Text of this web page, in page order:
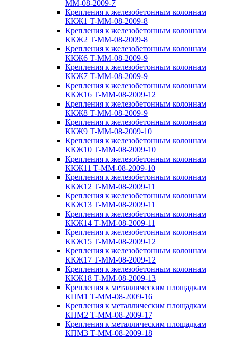
ММ-08-2009-7
Крепления к железобетонным колоннам
ККЖ1 Т-ММ-08-2009-8
Крепления к железобетонным колоннам
ККЖ2 Т-ММ-08-2009-8
Крепления к железобетонным колоннам
ККЖ6 Т-ММ-08-2009-9
Крепления к железобетонным колоннам
ККЖ7 Т-ММ-08-2009-9
Крепления к железобетонным колоннам
ККЖ16 Т-ММ-08-2009-12
Крепления к железобетонным колоннам
ККЖ8 Т-ММ-08-2009-9
Крепления к железобетонным колоннам
ККЖ9 Т-ММ-08-2009-10
Крепления к железобетонным колоннам
ККЖ10 Т-ММ-08-2009-10
Крепления к железобетонным колоннам
ККЖ11 Т-ММ-08-2009-10
Крепления к железобетонным колоннам
ККЖ12 Т-ММ-08-2009-11
Крепления к железобетонным колоннам
ККЖ13 Т-ММ-08-2009-11
Крепления к железобетонным колоннам
ККЖ14 Т-ММ-08-2009-11
Крепления к железобетонным колоннам
ККЖ15 Т-ММ-08-2009-12
Крепления к железобетонным колоннам
ККЖ17 Т-ММ-08-2009-12
Крепления к железобетонным колоннам
ККЖ18 Т-ММ-08-2009-13
Крепления к металлическим площадкам
КПМ1 Т-ММ-08-2009-16
Крепления к металлическим площадкам
КПМ2 Т-ММ-08-2009-17
Крепления к металлическим площадкам
КПМ3 Т-ММ-08-2009-18